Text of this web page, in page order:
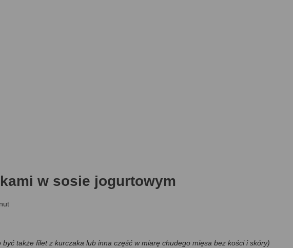
w sosie jogurtowym
także filet z kurczaka lub inna część w miarę chudego mięsa bez kości i skóry)